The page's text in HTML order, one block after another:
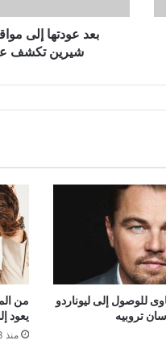
عن
بعد عودتها إلى
شيرين تكشف
للوصول إلى ليوناردو
تروبيه
من
يعود
منذ 3 أيام